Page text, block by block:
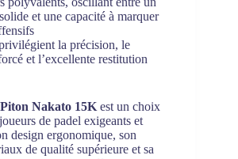
joueur idéal
Crown
15K
particulièrement adaptée aux